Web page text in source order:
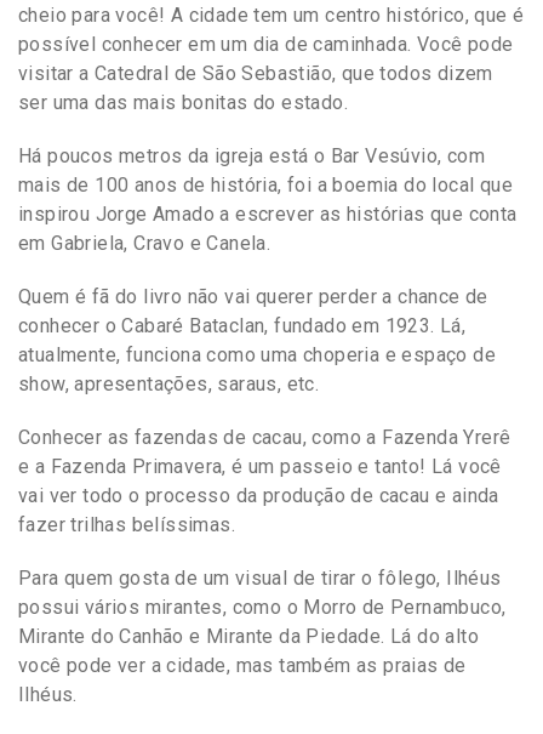
cheio para você! A cidade tem um centro histórico, que é
possível conhecer em um dia de caminhada. Você pode
visitar a Catedral de São Sebastião, que todos dizem
ser uma das mais bonitas do estado.
Há poucos metros da igreja está o Bar Vesúvio, com
mais de 100 anos de história, foi a boemia do local que
inspirou Jorge Amado a escrever as histórias que conta
em Gabriela, Cravo e Canela.
Quem é fã do livro não vai querer perder a chance de
conhecer o Cabaré Bataclan, fundado em 1923. Lá,
atualmente, funciona como uma choperia e espaço de
show, apresentações, saraus, etc.
Conhecer as fazendas de cacau, como a Fazenda Yrerê
e a Fazenda Primavera, é um passeio e tanto! Lá você
vai ver todo o processo da produção de cacau e ainda
fazer trilhas belíssimas.
Para quem gosta de um visual de tirar o fôlego, Ilhéus
possui vários mirantes, como o Morro de Pernambuco,
Mirante do Canhão e Mirante da Piedade. Lá do alto
você pode ver a cidade, mas também as praias de
Ilhéus.